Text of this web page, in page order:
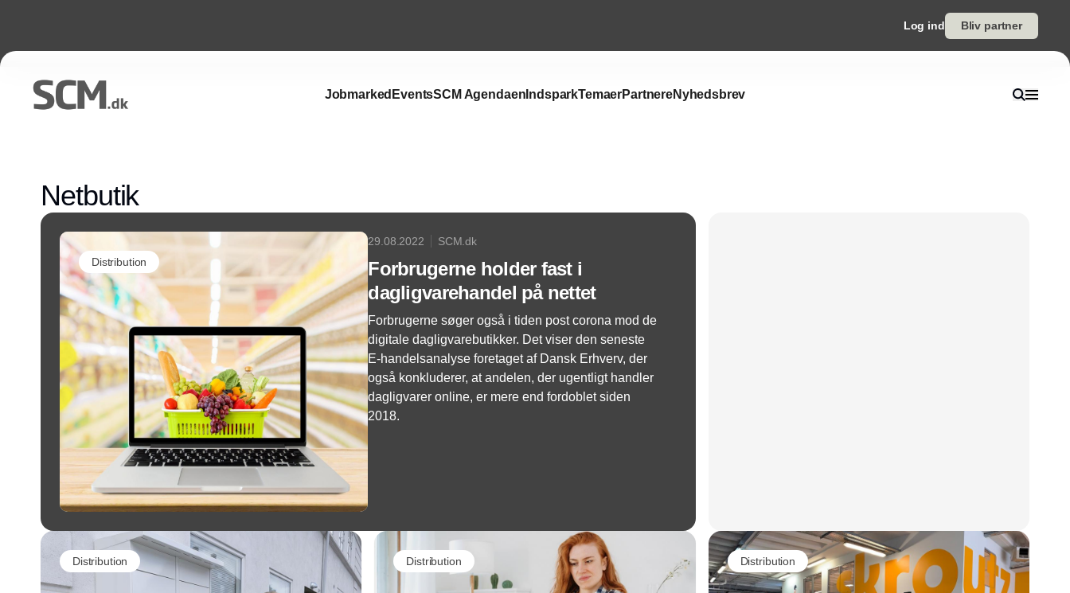
Log ind Bliv partner
Jobmarked EventsSCM Agendaen IndsparkTemaerPartnereNyhedsbrev
Netbutik
Distribution
29.08.2022 SCM.dk
Forbrugerne holder fast i
dagligvarehandel på nettet
Forbrugerne søger også i tiden post corona mod de
digitale dagligvarebutikker. Det viser den seneste
E-handelsanalyse foretaget af Dansk Erhverv, der
også konkluderer, at andelen, der ugentligt handler
dagligvarer online, er mere end fordoblet siden
2018.
Distribution Distribution Distribution